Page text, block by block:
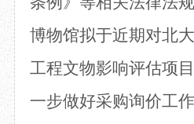
数字文创
IP授权
文创咨询
博物馆拟于近期对北
工程文物影响评估项
一步做好采购询价工